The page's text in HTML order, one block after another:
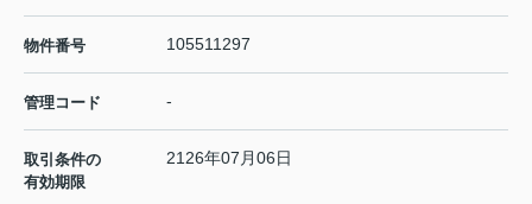
物件番号 105511297
管理コード -
取引条件の
有効期限
2126年07月06日